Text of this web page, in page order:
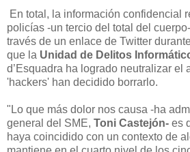
En total, la información confidencial
policías -un tercio del total del
través de un enlace de Twitter
que la Unidad de Delitos
d’Esquadra ha logrado neutralizar el
'hackers' han decidido borrarlo.
"Lo que más dolor nos causa -ha
general del SME, Toni Castejón- es
haya coincidido con un contexto de